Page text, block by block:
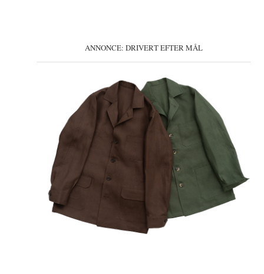
ANNONCE: DRIVERT EFTER MÅL